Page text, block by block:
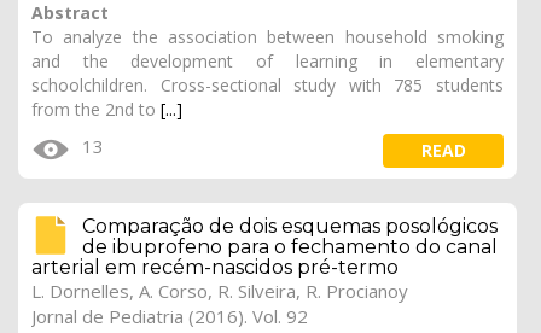
Abstract
To analyze the association between household smoking
and the development of learning in elementary
schoolchildren. Cross-sectional study with 785 students
from the 2nd to [...]
13 READ
Comparação de dois esquemas posológicos
de ibuprofeno para o fechamento do canal
arterial em recém-nascidos pré-termo
L. Dornelles, A. Corso, R. Silveira, R. Procianoy
Jornal de Pediatria (2016). Vol. 92